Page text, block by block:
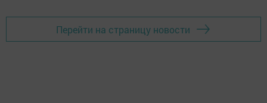
Перейти на страницу новости